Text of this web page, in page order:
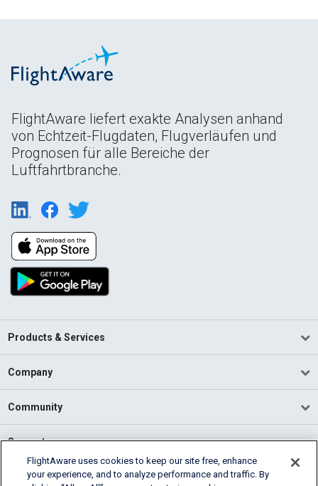
FlightAware liefert exakte Analysen anhand
von Echtzeit-Flugdaten, Flugverläufen und
Prognosen für alle Bereiche der
Luftfahrtbranche.
Products & Services
Company
Community
Support
English (USA)
FlightAware uses cookies to keep our site free, enhance
your experience, and to analyze performance and traffic. By